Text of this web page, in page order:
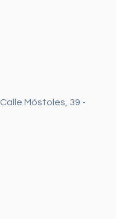
Calle Móstoles, 39 -